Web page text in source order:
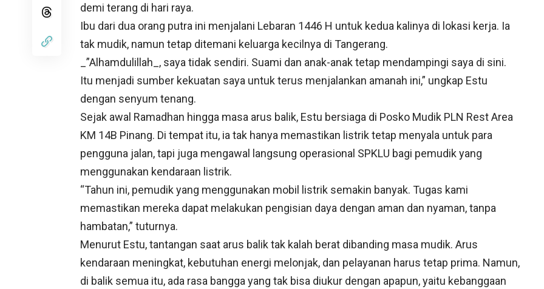
demi terang di hari raya.
Ibu dari dua orang putra ini menjalani Lebaran 1446 H untuk kedua kalinya di lokasi kerja. Ia
tak mudik, namun tetap ditemani keluarga kecilnya di Tangerang.
_”Alhamdulillah_, saya tidak sendiri. Suami dan anak-anak tetap mendampingi saya di sini.
Itu menjadi sumber kekuatan saya untuk terus menjalankan amanah ini,” ungkap Estu
dengan senyum tenang.
Sejak awal Ramadhan hingga masa arus balik, Estu bersiaga di Posko Mudik PLN Rest Area
KM 14B Pinang. Di tempat itu, ia tak hanya memastikan listrik tetap menyala untuk para
pengguna jalan, tapi juga mengawal langsung operasional SPKLU bagi pemudik yang
menggunakan kendaraan listrik.
“Tahun ini, pemudik yang menggunakan mobil listrik semakin banyak. Tugas kami
memastikan mereka dapat melakukan pengisian daya dengan aman dan nyaman, tanpa
hambatan,” tuturnya.
Menurut Estu, tantangan saat arus balik tak kalah berat dibanding masa mudik. Arus
kendaraan meningkat, kebutuhan energi melonjak, dan pelayanan harus tetap prima. Namun,
di balik semua itu, ada rasa bangga yang tak bisa diukur dengan apapun, yaitu kebanggaan